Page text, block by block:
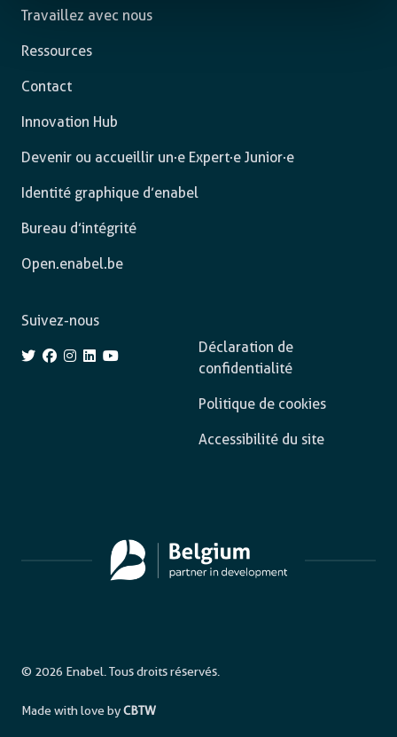
Travaillez avec nous
Ressources
Contact
Innovation Hub
Devenir ou accueillir un·e Expert·e Junior·e
Identité graphique d’enabel
Bureau d’intégrité
Open.enabel.be
Déclaration de
confidentialité
Politique de cookies
Accessibilité du site
Suivez-nous
© 2026 Enabel. Tous droits réservés.
Made with love byCBTW